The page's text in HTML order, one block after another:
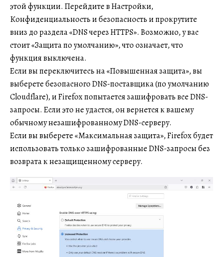
этой функции. Перейдите в Настройки,
Конфиденциальность и безопасность и прокрутите
вниз до раздела «DNS через HTTPS». Возможно, у вас
стоит «Защита по умолчанию», что означает, что
функция выключена.
Если вы переключитесь на «Повышенная защита», вы
выберете безопасного DNS-поставщика (по умолчанию
Cloudflare), и Firefox попытается зашифровать все DNS-
запросы. Если это не удастся, он вернется к вашему
обычному незашифрованному DNS-серверу.
Если вы выберете «Максимальная защита», Firefox будет
использовать только зашифрованные DNS-запросы без
возврата к незащищенному серверу.